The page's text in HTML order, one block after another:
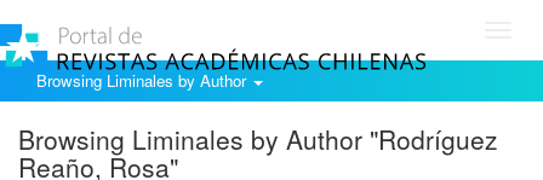
Browsing Liminales by Author
Browsing Liminales by Author "Rodríguez
Reaño, Rosa"